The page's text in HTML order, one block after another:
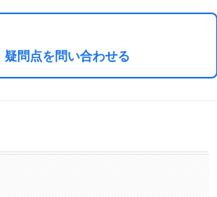
疑問点を問い合わせる